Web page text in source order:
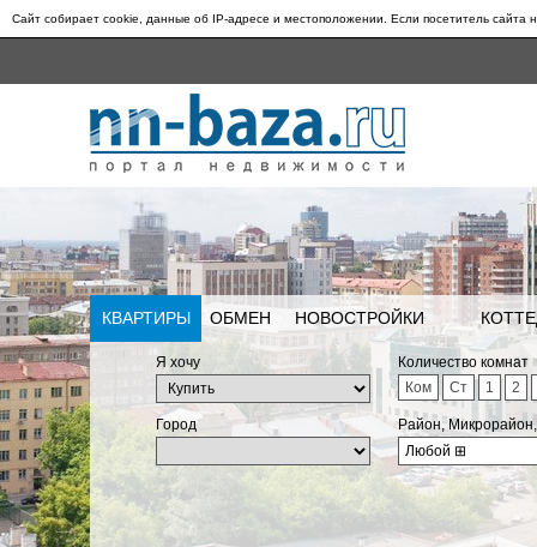
Сайт собирает cookie, данные об IP-адресе и местоположении. Если посетитель сайта
КВАРТИРЫ ОБМЕН НОВОСТРОЙКИ
Я хочу
Количество комнат
Ком
Ст 1 2
Город
Район,
Любой ⊞